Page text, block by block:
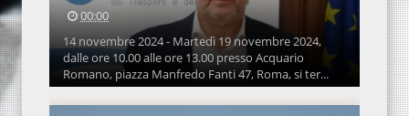
00:00
14 novembre 2024 - Martedì 19 novembre 2024,
dalle ore 10.00 alle ore 13.00 presso Acquario
Romano, piazza Manfredo Fanti 47, Roma, si ter...